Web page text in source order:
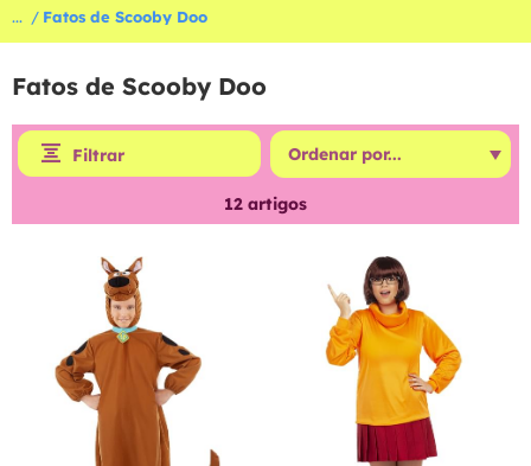
... Fatos de Scooby Doo
Fatos de Scooby Doo
Filtrar
12 artigos